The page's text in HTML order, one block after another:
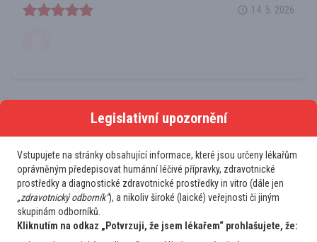
14. 5. 2026
Perfektní možnost konzultace, jsem moc spokojená, děkuji.
Legislativní upozornění
Vstupujete na stránky obsahující informace, které jsou určeny lékařům
oprávněným předepisovat humánní léčivé přípravky, zdravotnické
prostředky a diagnostické zdravotnické prostředky in vitro (dále jen
„zdravotnický odborník“), a nikoliv široké (laické) veřejnosti či jiným
skupinám odborníků.
Kliknutím na odkaz „Potvrzuji, že jsem lékařem“ prohlašujete, že: